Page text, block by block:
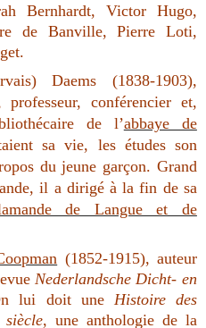
Bernhardt, Victor Hugo,
de Banville, Pierre Loti,
Daems (1838-1903),
conférencier et,
de l’abbaye de
sa vie, les études son
du jeune garçon. Grand
il a dirigé à la fin de sa
de Langue et de
(1852-1915), auteur
Nederlandsche Dicht- en
lui doit une Histoire des
siècle, une anthologie de la